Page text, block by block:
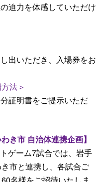
迫力を体感していただけ
出いただき、入場券をお
法＞
証明書をご提示いただ
き市 自治体連携企画】
ゲーム7試合では、岩手
市と連携し、各試合ご